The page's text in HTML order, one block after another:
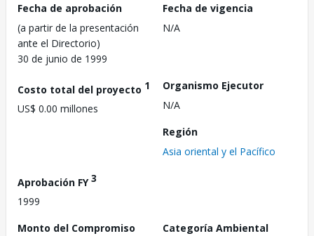
Fecha de aprobación
(a partir de la presentación
ante el Directorio)
30 de junio de 1999
Fecha de vigencia
N/A
Costo total del proyecto 1
US$ 0.00 millones
Organismo Ejecutor
N/A
Región
Asia oriental y el Pacífico
Aprobación FY3
1999
Monto del Compromiso
Categoría Ambiental